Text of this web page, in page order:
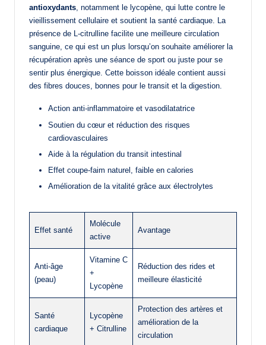
antioxydants, notamment le lycopène, qui lutte contre le
vieillissement cellulaire et soutient la santé cardiaque. La
présence de L-citrulline facilite une meilleure circulation
sanguine, ce qui est un plus lorsqu’on souhaite améliorer la
récupération après une séance de sport ou juste pour se
sentir plus énergique. Cette boisson idéale contient aussi
des fibres douces, bonnes pour le transit et la digestion.
Action anti-inflammatoire et vasodilatatrice
Soutien du cœur et réduction des risques
cardiovasculaires
Aide à la régulation du transit intestinal
Effet coupe-faim naturel, faible en calories
Amélioration de la vitalité grâce aux électrolytes
Effet santé
Molécule
active
Avantage
Anti-âge
(peau)
Vitamine C
+
Lycopène
Réduction des rides et
meilleure élasticité
Santé
cardiaque
Lycopène
+ Citrulline
Protection des artères et
amélioration de la
circulation